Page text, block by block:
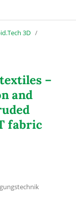
3D /
–
and
fabric